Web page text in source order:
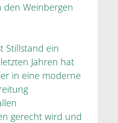
den Weinbergen
Stillstand ein
Jahren hat
in eine moderne
gerecht wird und